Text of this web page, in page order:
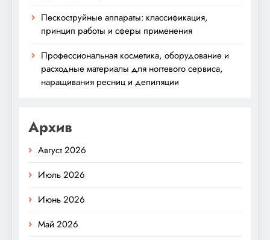
Пескоструйные аппараты: классификация,
принцип работы и сферы применения
Профессиональная косметика, оборудование и
расходные материалы для ногтевого сервиса,
наращивания ресниц и депиляции
Архив
Август 2026
Июль 2026
Июнь 2026
Май 2026